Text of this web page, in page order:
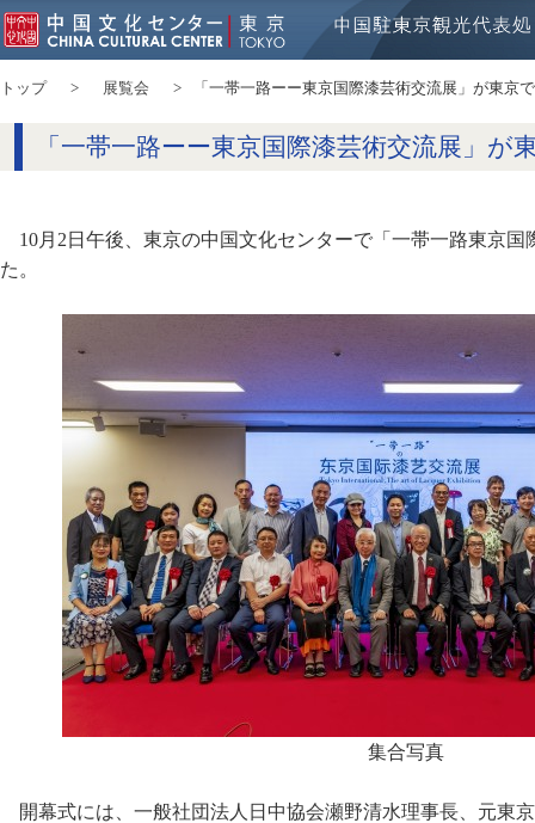
トップ 展覧会 「一帯一路ーー東京国際漆芸術交流展」が東京
「一帯一路ーー東京国際漆芸術交流展」が
10月2日午後、東京の中国文化センターで「一帯一路東京
た。
集合写真
開幕式には、一般社団法人日中協会瀬野清水理事長、元東